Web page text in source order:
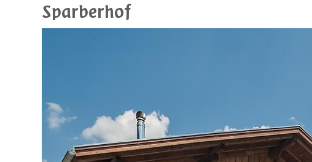
Sparberhof